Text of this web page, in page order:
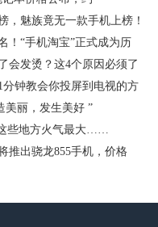
，魅族竟无一款手机上榜！
！“手机淘宝”正式成为历
会发烫？这4个原因必须了
分钟教会你投屏到电视的方
美丽，发生美好 ”
些地方火气最大……
推出骁龙855手机，价格